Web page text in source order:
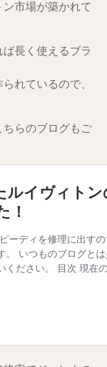
市場が築かれて
長く使えるブラ
れているので、
ちらのブログもご